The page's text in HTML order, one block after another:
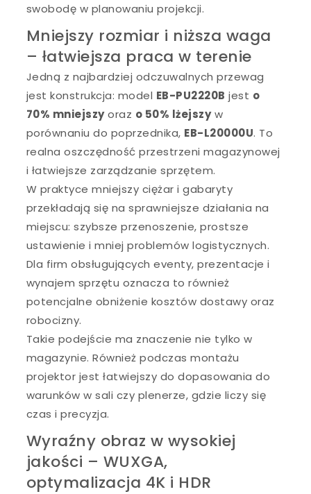
swobodę w planowaniu projekcji.
Mniejszy rozmiar i niższa waga
– łatwiejsza praca w terenie
Jedną z najbardziej odczuwalnych przewag
jest konstrukcja: model EB-PU2220B jest o
70% mniejszyoraz o 50% lżejszyw
porównaniu do poprzednika, EB-L20000U. To
realna oszczędność przestrzeni magazynowej
i łatwiejsze zarządzanie sprzętem.
W praktyce mniejszy ciężar i gabaryty
przekładają się na sprawniejsze działania na
miejscu: szybsze przenoszenie, prostsze
ustawienie i mniej problemów logistycznych.
Dla firm obsługujących eventy, prezentacje i
wynajem sprzętu oznacza to również
potencjalne obniżenie kosztów dostawy oraz
robocizny.
Takie podejście ma znaczenie nie tylko w
magazynie. Również podczas montażu
projektor jest łatwiejszy do dopasowania do
warunków w sali czy plenerze, gdzie liczy się
czas i precyzja.
Wyraźny obraz w wysokiej
jakości – WUXGA,
optymalizacja 4K i HDR